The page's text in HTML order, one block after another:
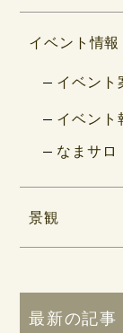
イベント情報
イベント
イベント
なまサロ
景観
最新の記事